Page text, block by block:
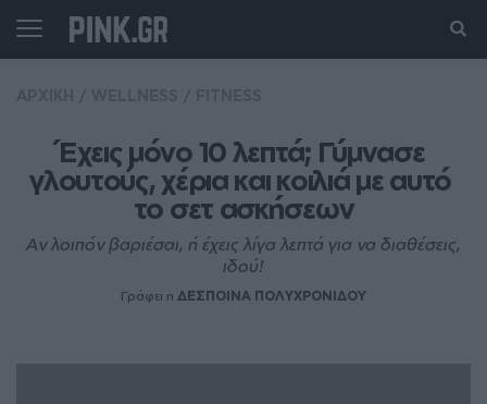
Έχεις μόνο 10 λεπτά; Γύμνασε
γλουτούς, χέρια και κοιλιά με αυτό
το σετ ασκήσεων
Αν λοιπόν βαριέσαι, ή έχεις λίγα λεπτά για να διαθέσεις,
ιδού!
Γράφει η ΔΕΣΠΟΙΝΑ ΠΟΛΥΧΡΟΝΙΔΟΥ